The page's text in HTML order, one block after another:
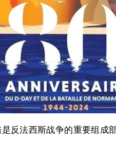
反法西斯战争的重要组成